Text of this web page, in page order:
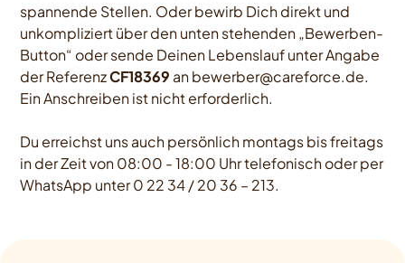
spannende Stellen. Oder bewirb Dich direkt und
unkompliziert über den unten stehenden „Bewerben-
Button“ oder sende Deinen Lebenslauf unter Angabe
der ReferenzCF18369 an bewerber@careforce.de.
Ein Anschreiben ist nicht erforderlich.
Du erreichst uns auch persönlich montags bis freitags
in der Zeit von 08:00 - 18:00 Uhr telefonisch oder per
WhatsApp unter 0 22 34 / 20 36 – 213.